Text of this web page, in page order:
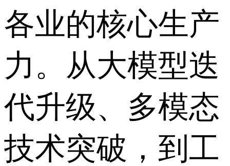
各业的核心生产
力。从大模型迭
代升级、多模态
技术突破，到工